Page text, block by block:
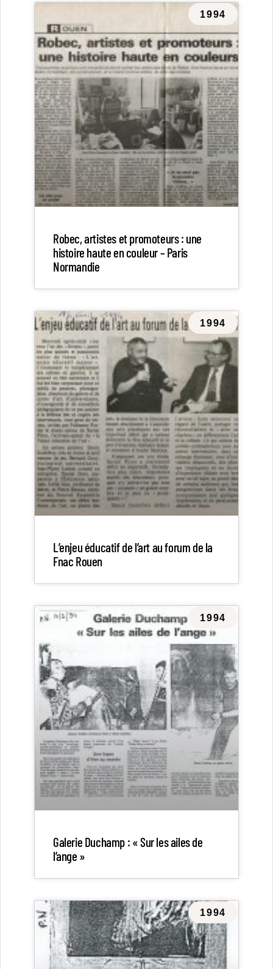
1994
Robec, artistes et promoteurs : une
histoire haute en couleur – Paris
Normandie
1994
L’enjeu éducatif de l’art au forum de la
Fnac Rouen
1994
Galerie Duchamp : « Sur les ailes de
l’ange »
1994